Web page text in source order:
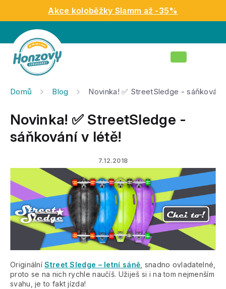
obsah
Akce koloběžky Slamm až -35%
Nákupní
Domů Blog Novinka! ✅ StreetSledge - sáňkování
Novinka! ✅ StreetSledge -
sáňkování v létě!
7.12.2018
OriginálníStreet Sledge – letní sáně , snadno ovladatelné,
proto se na nich rychle naučíš. Užiješ si i na tom nejmenším
svahu, je to fakt jízda!